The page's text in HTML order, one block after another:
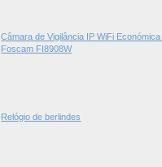
Câmara de Vigilância IP WiFi Económica
Foscam FI8908W
Relógio de berlindes